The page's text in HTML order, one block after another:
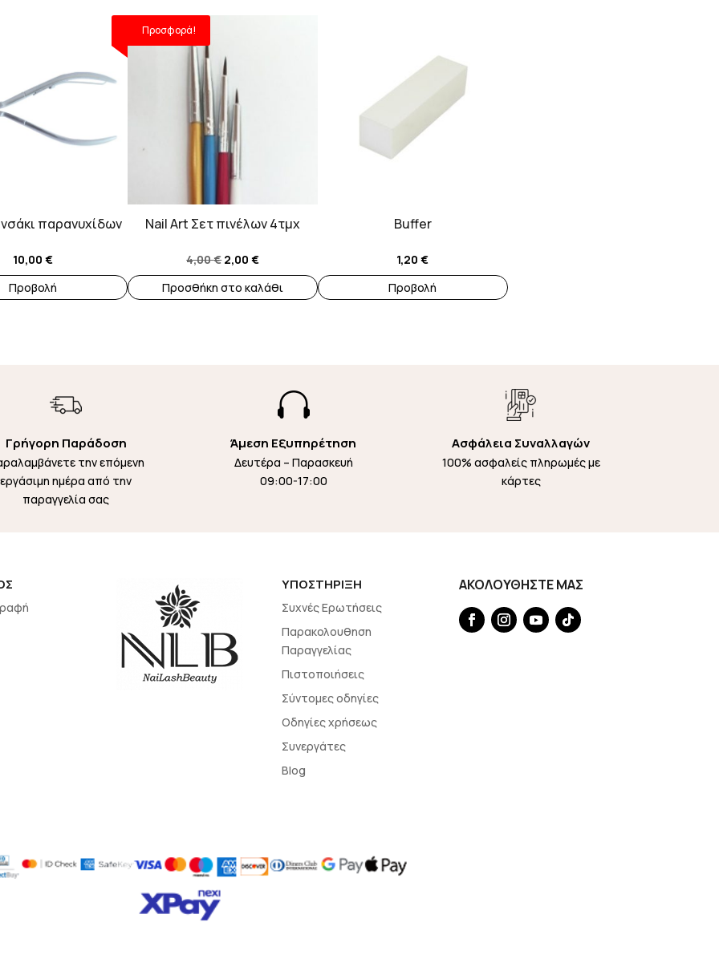
παρανυχίδων
10,00€
Προβολή
Προσφορά!
Nail Art Σετ πινέλων 4τμχ
4,00€Original
price
was:
2,00€Η
τρέχουσα
τιμή
Προσθήκη στο καλάθι
Buffer
1,20€
Προβολή
Γρήγορη Παράδοση
την επόμενη
εργάσιμη ημέρα από την
παραγγελία σας

Άμεση Εξυπηρέτηση
Δευτέρα – Παρασκευή
09:00-17:00
Ασφάλεια Συναλλαγών
100% ασφαλείς πληρωμές με
κάρτες
ΥΠΟΣΤΗΡΙΞΗ
Συχνές Ερωτήσεις
Παρακολουθηση
Παραγγελίας
Πιστοποιήσεις
Σύντομες οδηγίες
Οδηγίες χρήσεως
Συνεργάτες
Blog
ΑΚΟΛΟΥΘΗΣΤΕ ΜΑΣ